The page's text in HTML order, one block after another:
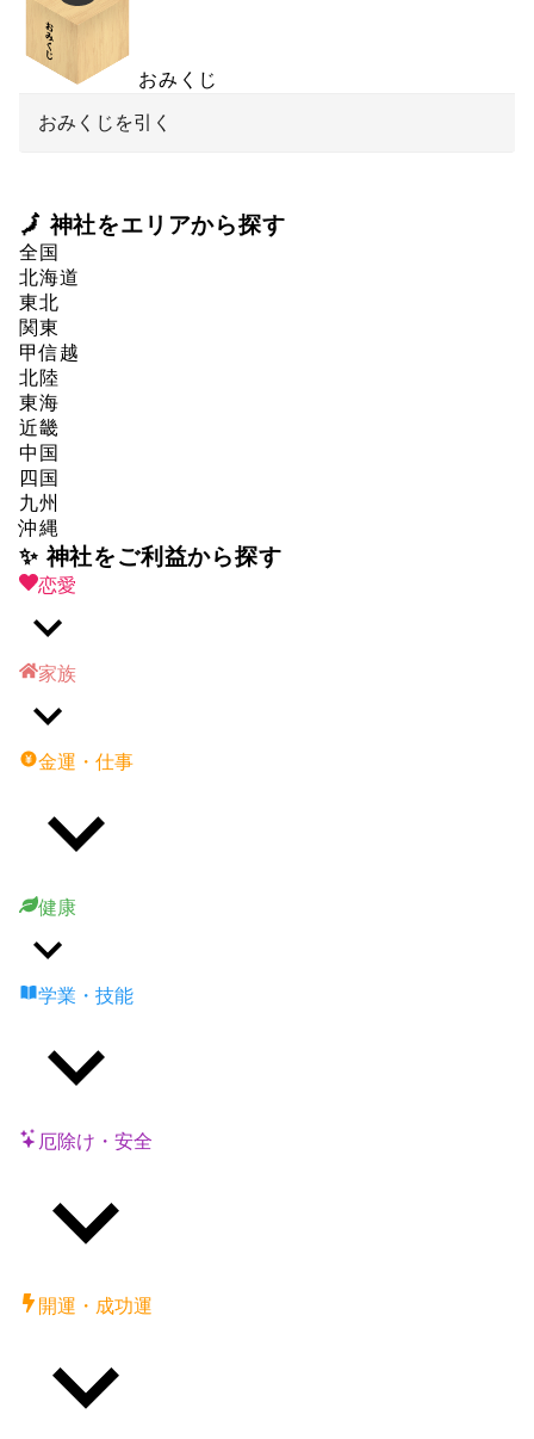
おみくじ
おみくじを引く
🗾 神社をエリアから探す
全国
北海道
東北
関東
甲信越
北陸
東海
近畿
中国
四国
九州
沖縄
✨ 神社をご利益から探す
恋愛
家族
金運・仕事
健康
学業・技能
厄除け・安全
開運・成功運